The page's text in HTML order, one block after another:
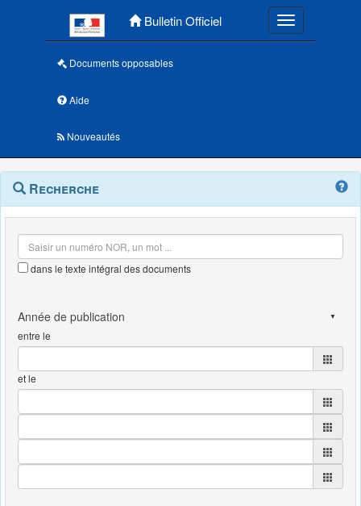
Bulletin Officiel Toggle
Documents opposables
Aide
Nouveautés
Navigation
outils
Menu
contextuel
Recherche
dans le texte intégral des documents
entre le
et le